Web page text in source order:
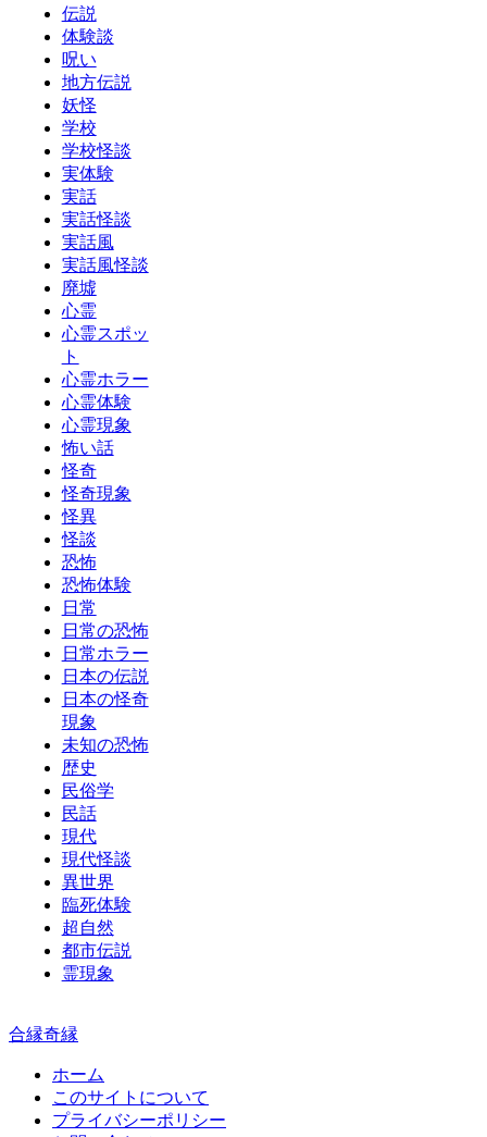
伝説
体験談
呪い
地方伝説
妖怪
学校
学校怪談
実体験
実話
実話怪談
実話風
実話風怪談
廃墟
心霊
心霊スポッ
ト
心霊ホラー
心霊体験
心霊現象
怖い話
怪奇
怪奇現象
怪異
怪談
恐怖
恐怖体験
日常
日常の恐怖
日常ホラー
日本の伝説
日本の怪奇
現象
未知の恐怖
歴史
民俗学
民話
現代
現代怪談
異世界
臨死体験
超自然
都市伝説
霊現象
合縁奇縁
ホーム
このサイトについて
プライバシーポリシー